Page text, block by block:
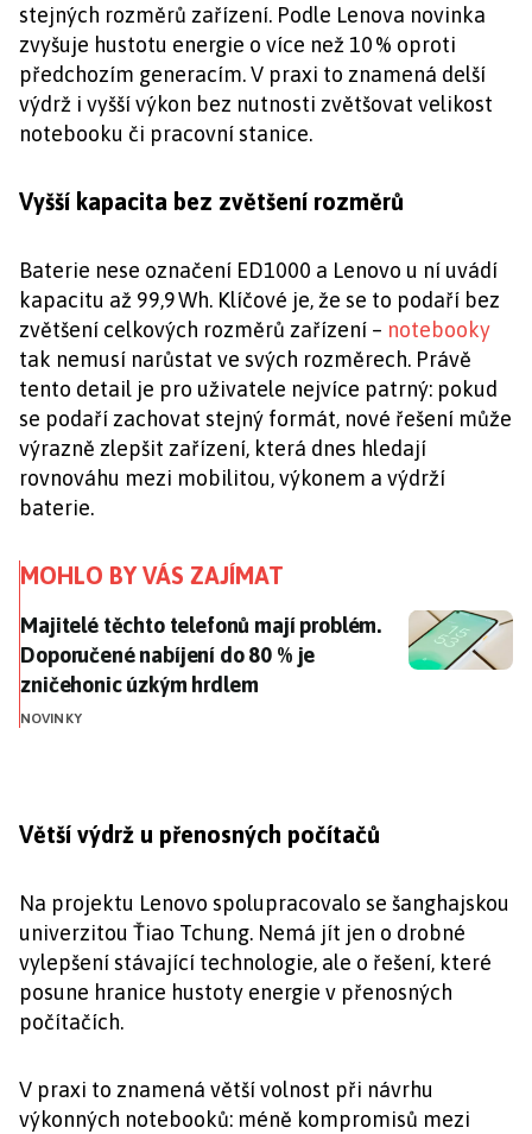
stejných rozměrů zařízení. Podle Lenova novinka
zvyšuje hustotu energie o více než 10 % oproti
předchozím generacím. V praxi to znamená delší
výdrž i vyšší výkon bez nutnosti zvětšovat velikost
notebooku či pracovní stanice.
Vyšší kapacita bez zvětšení rozměrů
Baterie nese označení ED1000 a Lenovo u ní uvádí
kapacitu až 99,9 Wh. Klíčové je, že se to podaří bez
zvětšení celkových rozměrů zařízení – notebooky
tak nemusí narůstat ve svých rozměrech. Právě
tento detail je pro uživatele nejvíce patrný: pokud
se podaří zachovat stejný formát, nové řešení může
výrazně zlepšit zařízení, která dnes hledají
rovnováhu mezi mobilitou, výkonem a výdrží
baterie.
MOHLO BY VÁS ZAJÍMAT
Majitelé těchto telefonů mají problém. Doporučené
Majitelé těchto telefonů mají problém.
Doporučené nabíjení do 80 % je
zničehonic úzkým hrdlem
NOVINKY
Větší výdrž u přenosných počítačů
Na projektu Lenovo spolupracovalo se šanghajskou
univerzitou Ťiao Tchung. Nemá jít jen o drobné
vylepšení stávající technologie, ale o řešení, které
posune hranice hustoty energie v přenosných
počítačích.
V praxi to znamená větší volnost při návrhu
výkonných notebooků: méně kompromisů mezi